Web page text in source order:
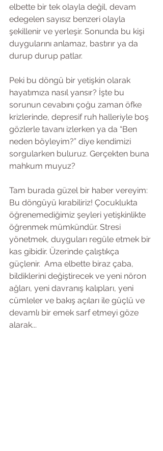
elbette bir tek olayla değil, devam
edegelen sayısız benzeri olayla
şekillenir ve yerleşir. Sonunda bu kişi
duygularını anlamaz, bastırır ya da
durup durup patlar.
Peki bu döngü bir yetişkin olarak
hayatımıza nasıl yansır? İşte bu
sorunun cevabını çoğu zaman öfke
krizlerinde, depresif ruh halleriyle boş
gözlerle tavanı izlerken ya da “Ben
neden böyleyim?” diye kendimizi
sorgularken buluruz. Gerçekten buna
mahkum muyuz?
Tam burada güzel bir haber vereyim:
Bu döngüyü kırabiliriz! Çocuklukta
öğrenemediğimiz şeyleri yetişkinlikte
öğrenmek mümkündür. Stresi
yönetmek, duyguları regüle etmek bir
kas gibidir. Üzerinde çalıştıkça
güçlenir.  Ama elbette biraz çaba,
bildiklerini değiştirecek ve yeni nöron
ağları, yeni davranış kalıpları, yeni
cümleler ve bakış açıları ile güçlü ve
devamlı bir emek sarf etmeyi göze
alarak...